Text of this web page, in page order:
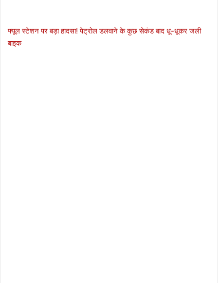
फ्यूल स्टेशन पर बड़ा हादसा! पेट्रोल डलवाने के कुछ सेकंड बाद धू-धूकर जली
बाइक